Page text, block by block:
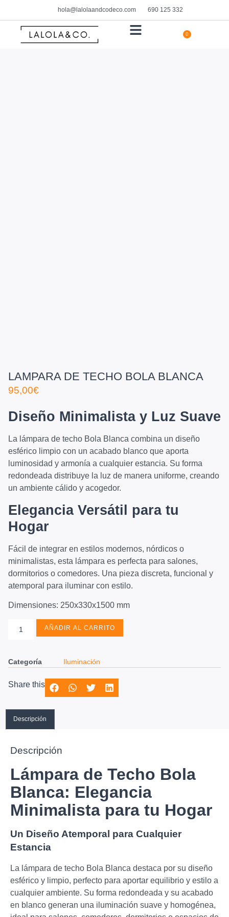
hola@lalolaandcodeco.com 690 125 332
0
LAMPARA DE TECHO BOLA BLANCA
95,00€
Diseño Minimalista y Luz Suave
La lámpara de techo Bola Blanca combina un diseño
esférico limpio con un acabado blanco que aporta
luminosidad y armonía a cualquier estancia. Su forma
redondeada distribuye la luz de manera uniforme, creando
un ambiente cálido y acogedor.
Elegancia Versátil para tu
Hogar
Fácil de integrar en estilos modernos, nórdicos o
minimalistas, esta lámpara es perfecta para salones,
dormitorios o comedores. Una pieza discreta, funcional y
atemporal para iluminar con estilo.
Dimensiones: 250x330x1500 mm
AÑADIR AL CARRITO
Categoría Iluminación
Share this
Descripción
Descripción
Lámpara de Techo Bola
Blanca: Elegancia
Minimalista para tu Hogar
Un Diseño Atemporal para Cualquier
Estancia
La lámpara de techo Bola Blanca destaca por su diseño
esférico y limpio, perfecto para aportar equilibrio y estilo a
cualquier ambiente. Su forma redondeada y su acabado
en blanco generan una iluminación suave y homogénea,